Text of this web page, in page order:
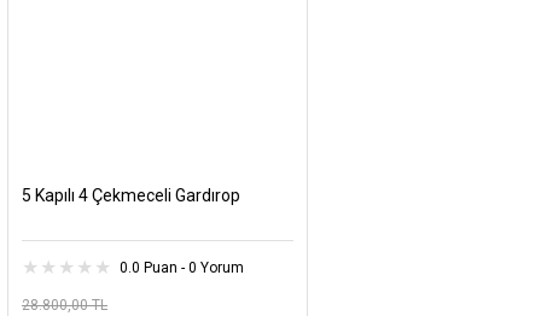
5 Kapılı 4 Çekmeceli Gardırop
0.0 Puan - 0 Yorum
28.800,00 TL